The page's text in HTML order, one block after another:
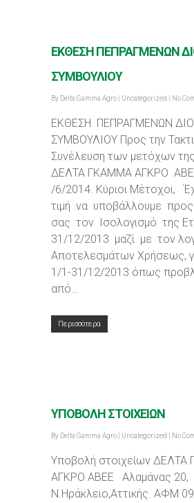
ΕΚΘΕΣΗ ΠΕΠΡΑΓΜΕΝΩΝ
ΣΥΜΒΟΥΛΙΟΥ
By Delta Gamma Agro Uncategorized No
ΕΚΘΕΣΗ ΠΕΠΡΑΓΜΕΝΩΝ
ΣΥΜΒΟΥΛΙΟΥ Προς την
Συνέλευση των μετόχων της
ΔΕΛΤΑ ΓΚΑΜΜΑ ΑΓΚΡΟ
/6/2014. Κύριοι Μέτοχοι,
τιμή να υποβάλλουμε προς
σας τον Ισολογισμό της
31/12/2013 μαζί με τον
Αποτελεσμάτων Χρήσεως,
1/1-31/12/2013 όπως
από…
Περισσότερα
ΥΠΟΒΟΛΗ ΣΤΟΙΧΕΙΩΝ
By Delta Gamma Agro Uncategorized No
Υποβολή στοιχείων
ΑΓΚΡΟ ΑΒΕΕ Αλαμάνας 20,
Ν.Ηράκλειο,Αττικής. ΑΦΜ